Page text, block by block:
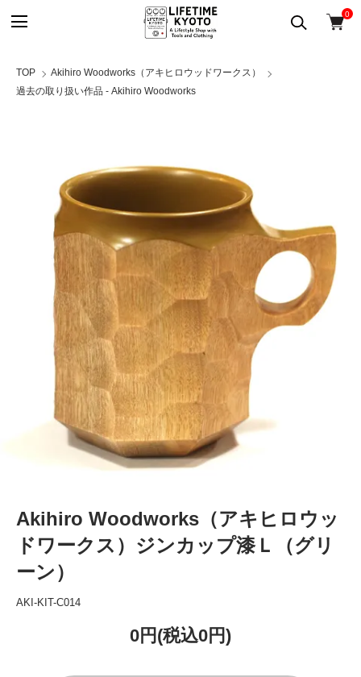
0
TOP
Akihiro Woodworks（アキヒロウッドワークス）
過去の取り扱い作品 - Akihiro Woodworks
Akihiro Woodworks（アキヒロウッ
ドワークス）ジンカップ漆Ｌ（グリ
ーン）
AKI-KIT-C014
0円(税込0円)